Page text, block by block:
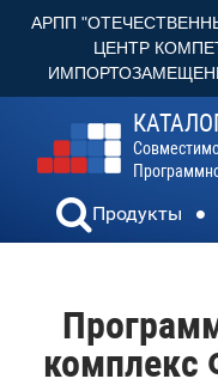
АРПП
ЦЕНТР
Продукты
комплекс